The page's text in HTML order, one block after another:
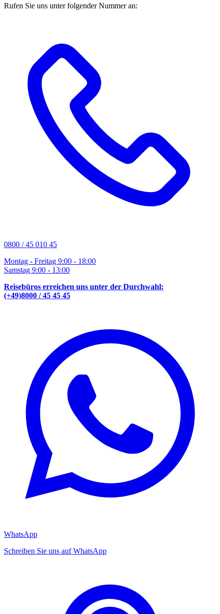
Rufen Sie uns unter folgender Nummer an:
0800 / 45 010 45
Montag - Freitag 9:00 - 18:00
Samstag 9:00 - 13:00
Reisebüros erreichen uns unter der Durchwahl:
(+49)8000 / 45 45 45
WhatsApp
Schreiben Sie uns auf WhatsApp